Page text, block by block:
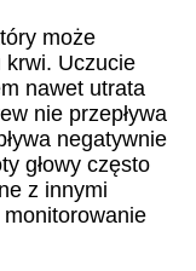
może
krwi. Uczucie
nawet utrata
nie przepływa
negatywnie
głowy często
z innymi